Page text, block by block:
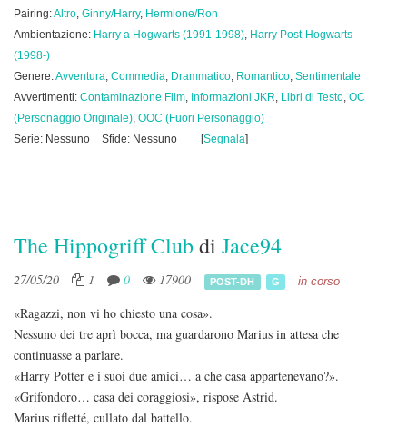
Pairing:Altro, Ginny/Harry, Hermione/Ron
Ambientazione: Harry a Hogwarts (1991-1998), Harry Post-Hogwarts
(1998-)
Genere:Avventura, Commedia, Drammatico, Romantico, Sentimentale
Avvertimenti: Contaminazione Film, Informazioni JKR, Libri di Testo, OC
(Personaggio Originale), OOC (Fuori Personaggio)
Serie: Nessuno
Sfide: Nessuno [Segnala]
The Hippogriff Clubdi Jace94
27/05/20 1 0 17900 POST-DH G in corso
«Ragazzi, non vi ho chiesto una cosa».
Nessuno dei tre aprì bocca, ma guardarono Marius in attesa che
continuasse a parlare.
«Harry Potter e i suoi due amici… a che casa appartenevano?».
«Grifondoro… casa dei coraggiosi», rispose Astrid.
Marius rifletté, cullato dal battello.